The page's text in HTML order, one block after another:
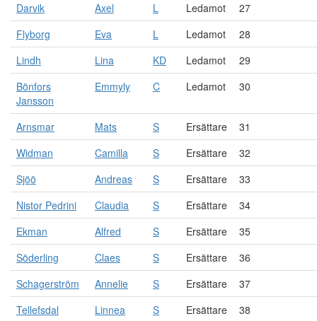
Darvik
Axel L Ledamot
27
Flyborg
Eva L Ledamot
28
Lindh
Lina KD Ledamot
29
Bönfors
Jansson
Emmyly C Ledamot 30
Arnsmar Mats S Ersättare
31
Widman
Camilla S Ersättare
32
Sjöö
Andreas S Ersättare
33
Nistor Pedrini
Claudia S Ersättare
34
Ekman
Alfred S Ersättare
35
Söderling
Claes S Ersättare
36
Schagerström
Annelie S Ersättare
37
Tellefsdal
Linnea S Ersättare
38